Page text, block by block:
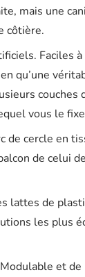
mais une
côtière.
Faciles
qu’une
vous le
de cercle en
de celui
lattes de
les plus
et